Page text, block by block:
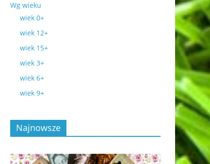
Wg wieku
wiek 0+
wiek 12+
wiek 15+
wiek 3+
wiek 6+
wiek 9+
Najnowsze